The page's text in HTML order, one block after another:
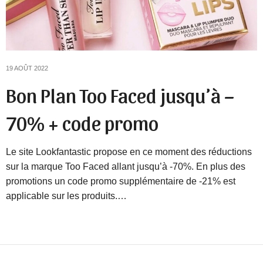
19 AOÛT 2022
Bon Plan Too Faced jusqu’à –
70% + code promo
Le site Lookfantastic propose en ce moment des réductions
sur la marque Too Faced allant jusqu’à -70%. En plus des
promotions un code promo supplémentaire de -21% est
applicable sur les produits.…